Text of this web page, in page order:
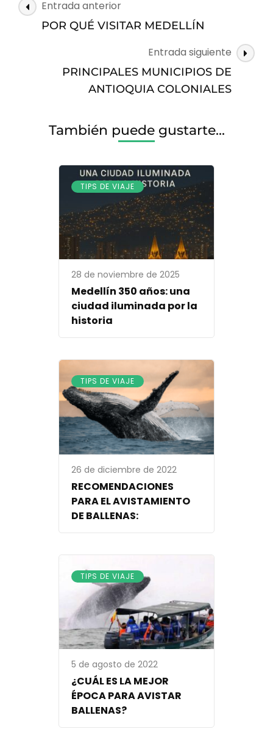
Navegación
de
Entrada anterior
POR QUÉ VISITAR MEDELLÍN
Entrada siguiente
PRINCIPALES MUNICIPIOS DE
ANTIOQUIA COLONIALES
También puede gustarte...
TIPS DE VIAJE
28 de noviembre de 2025
Medellín 350 años: una
ciudad iluminada por la
historia
TIPS DE VIAJE
26 de diciembre de 2022
RECOMENDACIONES
PARA EL AVISTAMIENTO
DE BALLENAS:
TIPS DE VIAJE
5 de agosto de 2022
¿CUÁL ES LA MEJOR
ÉPOCA PARA AVISTAR
BALLENAS?